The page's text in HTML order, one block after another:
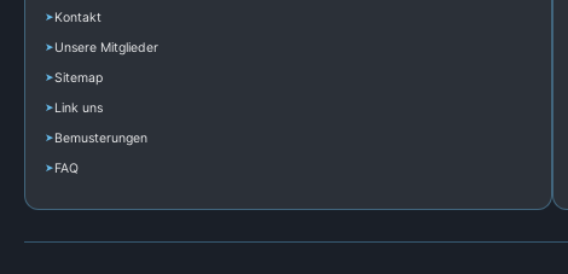
Kontakt
Unsere Mitglieder
Sitemap
Link uns
Bemusterungen
FAQ